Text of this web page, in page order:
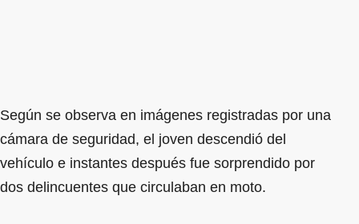
Según se observa en imágenes registradas por una
cámara de seguridad, el joven descendió del
vehículo e instantes después fue sorprendido por
dos delincuentes que circulaban en moto.